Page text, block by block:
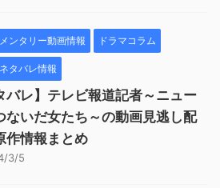
ンタリー動画情報 ドラマコラム
タバレ情報
バレ】テレビ報道記者～ニュー
ないだ女たち～の動画見逃し配
作情報まとめ
3/5